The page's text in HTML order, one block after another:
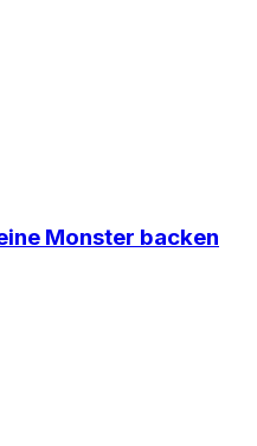
Monster backen